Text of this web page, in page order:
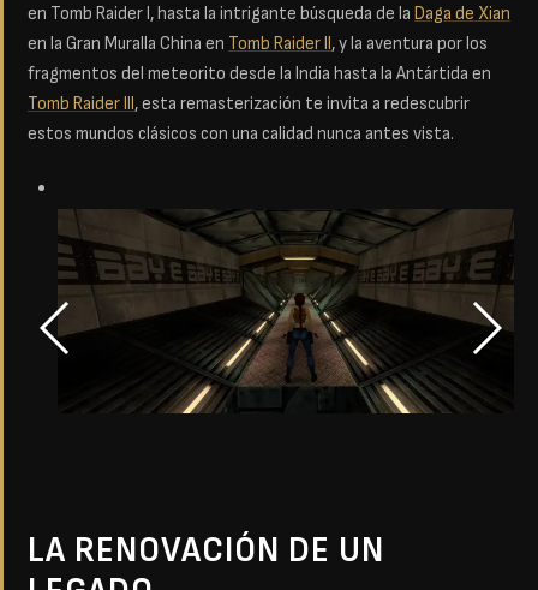
en Tomb Raider I, hasta la intrigante búsqueda de la Daga de Xian
en la Gran Muralla China en Tomb Raider II, y la aventura por los
fragmentos del meteorito desde la India hasta la Antártida en
Tomb Raider III, esta remasterización te invita a redescubrir
estos mundos clásicos con una calidad nunca antes vista.
LA RENOVACIÓN DE UN